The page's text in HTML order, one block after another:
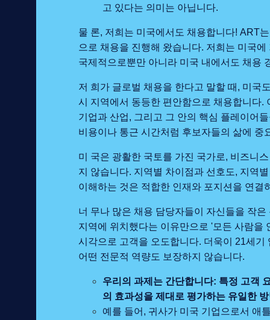
고 있다는 의미는 아닙니다.
물 론, 저희는 미국에서도 채용합니다! ART
으로 채용을 진행해 왔습니다. 저희는 미국
국제적으로뿐만 아니라 미국 내에서도 채용
저 희가 글로벌 채용을 한다고 말할 때, 미국
시 지역에서 동등한 편안함으로 채용합니다.
기업과 산업, 그리고 그 안의 핵심 플레이어
비용이나 통근 시간처럼 후보자들의 삶에
미 국은 광활한 국토를 가진 국가로, 비즈니
지 않습니다. 지역별 차이점과 선호도, 지역
이해하는 것은 적합한 인재와 포지션을 연결
너 무나 많은 채용 담당자들이 자신들을 작
지역에 위치했다는 이유만으로 '모든 사람을
시각으로 고객을 오도합니다. 더욱이 21세
어떤 전문적 역량도 보장하지 않습니다.
우리의 과제는 간단합니다: 특정 고객
의 효과성을 제대로 평가하는 유일한
예를 들어, 귀사가 미국 기업으로서 애